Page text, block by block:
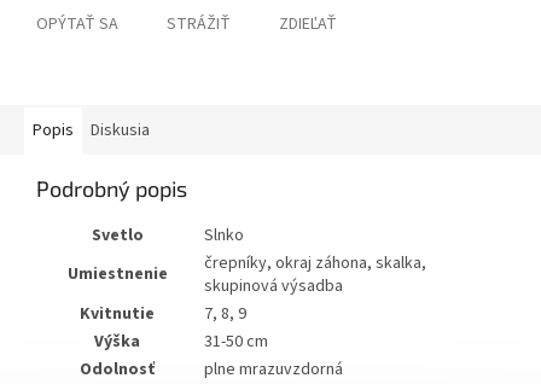
OPÝTAŤ SA STRÁŽIŤ ZDIEĽAŤ
Popis Diskusia
Podrobný popis
Svetlo
Slnko
Umiestnenie
črepníky, okraj záhona, skalka,
skupinová výsadba
Kvitnutie
7, 8, 9
Výška
31-50 cm
Odolnosť
plne mrazuvzdorná